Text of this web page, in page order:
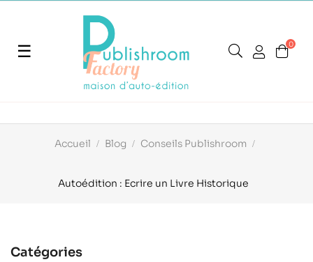
Basculer
navigation
☰ 0
Accueil Blog Conseils Publishroom
Autoédition : Ecrire un Livre Historique
Catégories